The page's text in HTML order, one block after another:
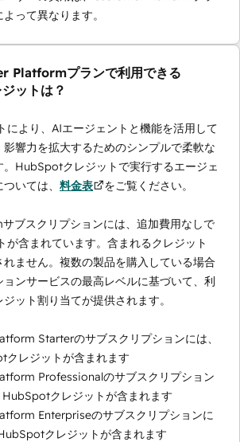
って異なります。
Platformプランで利用できる
ットは？
より、AIエージェントと機能を活用して
響力を拡大するためのシンプルで柔軟な
。HubSpotクレジットで実行するエージェ
いては、 料金表 をご覧ください。
ブスクリプションには、追加費用なしで
含まれています。含まれるクレジット
ません。複数の製品を購入している場合
ンサービスの最高レベルに基づいて、利
ット割り当てが提供されます。
Starterのサブスクリプションには、
レジットが含まれます
Professionalのサブスクリプション
クレジットが含まれます
Enterpriseのサブスクリプションに
クレジットが含まれます